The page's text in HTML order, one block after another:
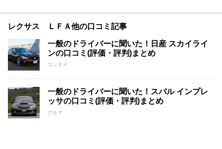
レクサス ＬＦＡ他の口コミ記事
一般のドライバーに聞いた！日産 スカイライ
ンの口コミ(評価・評判)まとめ
エンタメ
一般のドライバーに聞いた！スバル インプレ
ッサの口コミ(評価・評判)まとめ
クルマ